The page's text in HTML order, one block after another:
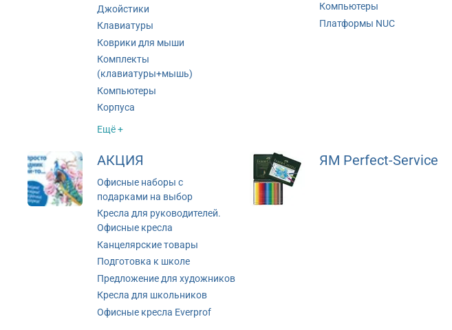
Джойстики
Клавиатуры
Коврики для мыши
Комплекты
(клавиатуры+мышь)
Компьютеры
Корпуса
Ещё +
Компьютеры
Платформы NUC
АКЦИЯ
Офисные наборы с
подарками на выбор
Кресла для руководителей.
Офисные кресла
Канцелярские товары
Подготовка к школе
Предложение для художников
Кресла для школьников
Офисные кресла Everprof
ЯМ Perfect-Service